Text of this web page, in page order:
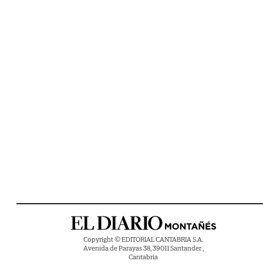
Copyright © EDITORIAL CANTABRIA S.A.
Avenida de Parayas 38, 39011 Santander ,
Cantabria